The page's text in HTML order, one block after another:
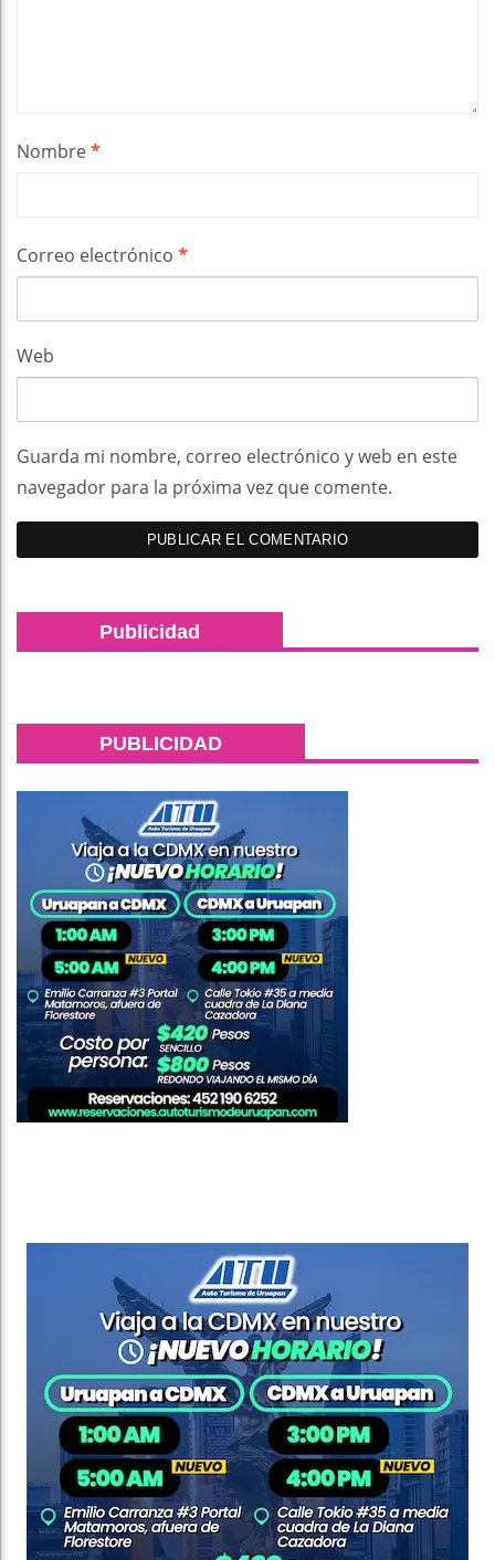
Nombre*
Correo electrónico *
Web
Guarda mi nombre, correo electrónico y web en este
navegador para la próxima vez que comente.
Publicidad
PUBLICIDAD